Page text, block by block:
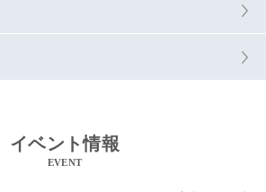
イベント情報
EVENT